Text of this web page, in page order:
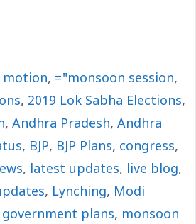
motion, ="monsoon session,
, 2019 Lok Sabha Elections,
, Andhra Pradesh, Andhra
, BJP, BJP Plans, congress,
, latest updates, live blog,
, Lynching, Modi
plans, monsoon